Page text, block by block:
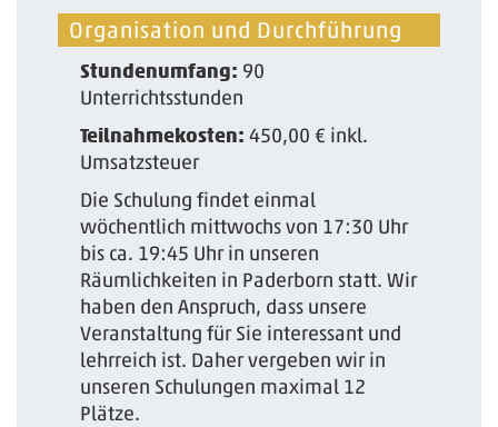
Organisation und Durchführung
Stundenumfang: 90
Unterrichtsstunden
Teilnahmekosten:450,00 € inkl.
Umsatzsteuer
Die Schulung findet einmal
wöchentlich mittwochs von 17:30 Uhr
bis ca. 19:45 Uhr in unseren
Räumlichkeiten in Paderborn statt. Wir
haben den Anspruch, dass unsere
Veranstaltung für Sie interessant und
lehrreich ist. Daher vergeben wir in
unseren Schulungen maximal 12
Plätze.